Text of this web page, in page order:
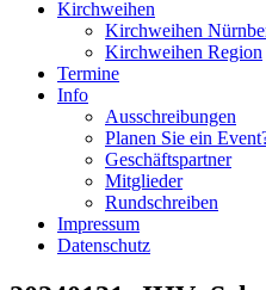
Kirchweihen
Kirchweihen
Kirchweihen Region
Termine
Info
Ausschreibungen
Planen Sie ein
Geschäftspartner
Mitglieder
Rundschreiben
Impressum
Datenschutz